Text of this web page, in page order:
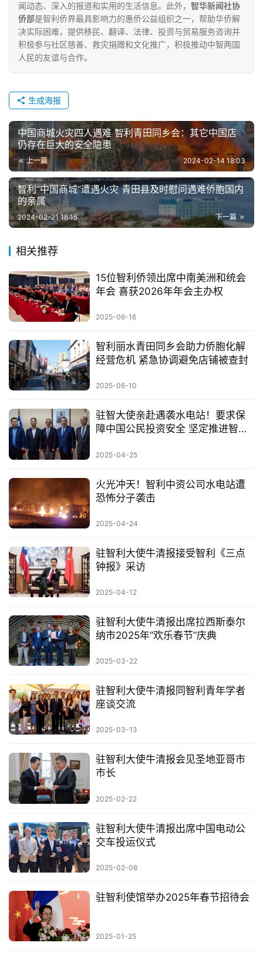
闻动态、深入的报道和实用的生活信息。此外， 智华新闻社协
侨部是智利侨界最具影响力的惠侨公益组织之一，帮助华侨解
决实际困难，提供移民、翻译、法律、投资与贸易服务咨询并
积极参与社区慈善、救灾捐赠和文化推广，积极推动中智两国
人民的友谊与合作。
生成海报
中国商城火灾四人遇难 智利青田同乡会：其它中国店
仍存在巨大的安全隐患
上一篇 2024-02-14 18:03
智利“中国商城”遭遇火灾 青田县及时慰问遇难侨胞国内
的亲属
下一篇
2024-02-21 18:15
相关推荐
15位智利侨领出席中南美洲和统会
年会 喜获2026年年会主办权
2025-06-16
智利丽水青田同乡会助力侨胞化解
经营危机 紧急协调避免店铺被查封
2025-06-10
驻智大使亲赴遇袭水电站！要求保
障中国公民投资安全 坚定推进智利
2025-04-25
火光冲天！智利中资公司水电站遭
恐怖分子袭击
2025-04-24
驻智利大使牛清报接受智利《三点
钟报》采访
2025-04-12
驻智利大使牛清报出席拉西斯泰尔
纳市2025年“欢乐春节”庆典
2025-03-22
驻智利大使牛清报同智利青年学者
座谈交流
2025-03-13
驻智利大使牛清报会见圣地亚哥市
市长
2025-02-22
驻智利大使牛清报出席中国电动公
交车投运仪式
2025-02-08
驻智利使馆举办2025年春节招待会
2025-01-25